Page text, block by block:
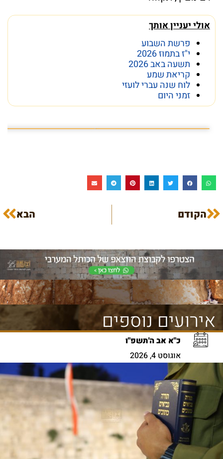
אולי יעניין אותך
פרשת השבוע
י"ז בתמוז 2026
תשעה באב 2026
קריאת שמע
לוח שנה עברי לועזי
זמני היום
הקודם הבא
אירועים נוספים
כ"א אב ה'תשפ"ו
אוגוסט 4, 2026